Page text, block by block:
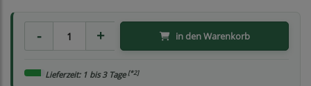
in den Warenkorb
Lieferzeit: 1 bis 3 Tage[*2]